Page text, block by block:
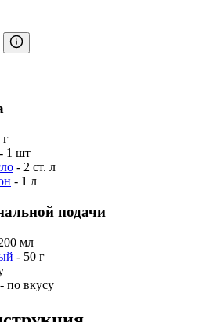
г
- 1 шт
- 2 ст. л
- 1 л
подачи
мл
- 50 г
- по вкусу